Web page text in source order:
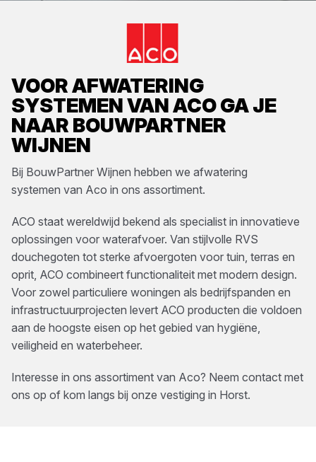
VOORAFWATERING
SYSTEMENVANACOGA JE
NAAR BOUWPARTNER
WIJNEN
Bij BouwPartner Wijnen hebben we afwatering
systemen van Aco in ons assortiment.
ACO staat wereldwijd bekend als specialist in innovatieve
oplossingen voor waterafvoer. Van stijlvolle RVS
douchegoten tot sterke afvoergoten voor tuin, terras en
oprit, ACO combineert functionaliteit met modern design.
Voor zowel particuliere woningen als bedrijfspanden en
infrastructuurprojecten levert ACO producten die voldoen
aan de hoogste eisen op het gebied van hygiëne,
veiligheid en waterbeheer.
Interesse in ons assortiment van Aco? Neem contact met
ons op of kom langs bij onze vestiging in Horst.